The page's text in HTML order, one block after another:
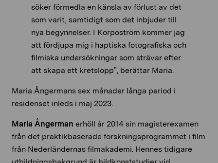
söker förmedla en känsla av förlust av det
som varit, samtidigt som det inbjuder till
nya begynnelser. I Korpoström kommer jag
att fördjupa mig i haptiska fotografiska och
filmiska undersökningar som strävar efter
att skapa ett kretslopp”, berättar Maria.
Maria Ångermans sex månader långa period i
residenset inleds i maj 2023.
Maria Ångerman erhöll år 2014 sin magisterexamen
från det praktikbaserade forskningsprogrammet i film
från Nederländernas filmakademi. Hennes tidigare